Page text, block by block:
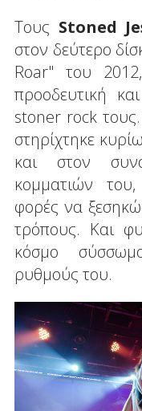
Τους Stoned
στον δεύτερο
Roar" του
προοδευτική
stoner rock
στηρίχτηκε
και στον
κομματιών
φορές να
τρόπους. Και
κόσμο
ρυθμούς του.